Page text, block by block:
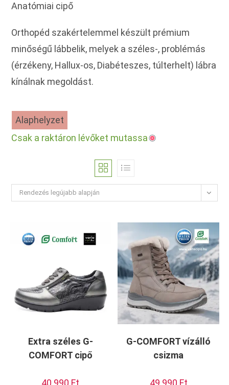
Anatómiai cipő
Orthopéd szakértelemmel készült prémium
minőségű lábbelik, melyek a széles-, problémás
(érzékeny, Hallux-os, Diabéteszes, túlterhelt) lábra
kínálnak megoldást.
Alaphelyzet
Csak a raktáron lévőket mutassa
Rendezés legújabb alapján
Extra széles G-
COMFORT cipő
40.990 Ft
G-COMFORT vízálló
csizma
49.990 Ft